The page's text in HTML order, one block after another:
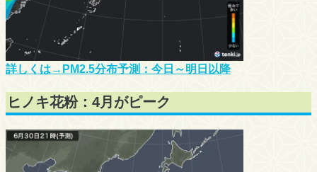
詳しくは→PM2.5分布予測：今日～明日以降
ヒノキ花粉：4月がピーク